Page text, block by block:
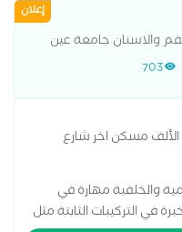
إعلان
والاسنان جامعة عين
703
مسكن اخر شارع
تقاطع شارع الانتاج اعلى
والخلفية مهارة في
التركيبات الثابتة مثل